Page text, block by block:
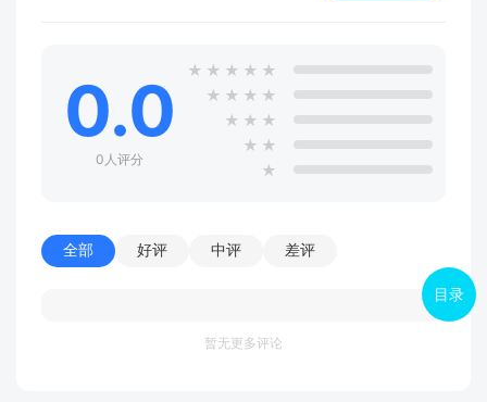
0.0
0人评分
★ ★ ★ ★ ★
★ ★ ★ ★
★ ★ ★
★ ★
★
全部 好评 中评 差评
暂无更多评论
目录